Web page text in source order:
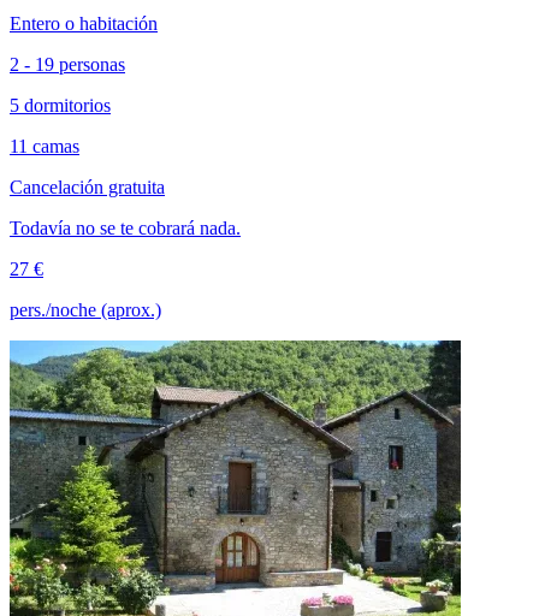
Entero o habitación
2 - 19 personas
5 dormitorios
11 camas
Cancelación gratuita
Todavía no se te cobrará nada.
27 €
pers./noche (aprox.)